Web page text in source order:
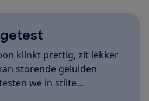
klinkt prettig, zit lekker
storende geluiden
we in stilte...